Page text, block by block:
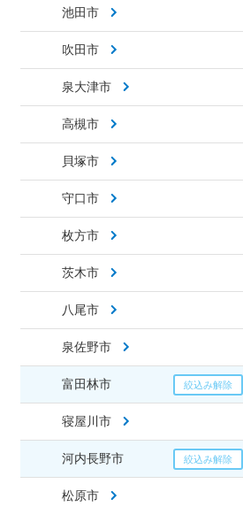
池田市
吹田市
泉大津市
高槻市
貝塚市
守口市
枚方市
茨木市
八尾市
泉佐野市
富田林市
寝屋川市
河内長野市
松原市